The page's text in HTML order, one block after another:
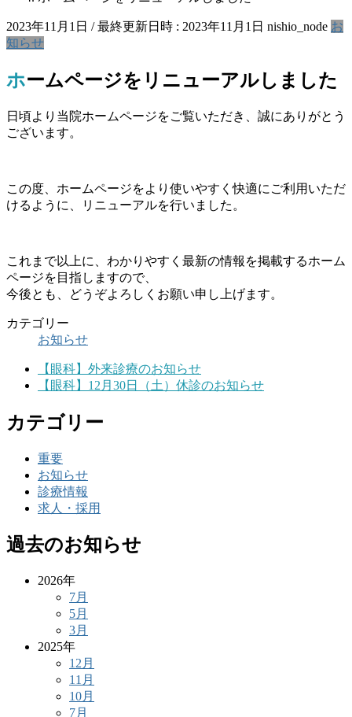
2023年11月1日 / 最終更新日時 : 2023年11月1日 nishio_node お
知らせ
ホームページをリニューアルしました
日頃より当院ホームページをご覧いただき、誠にありがとう
ございます。
この度、ホームページをより使いやすく快適にご利用いただ
けるように、リニューアルを行いました。
これまで以上に、わかりやすく最新の情報を掲載するホーム
ページを目指しますので、
今後とも、どうぞよろしくお願い申し上げます。
カテゴリー
お知らせ
【眼科】外来診療のお知らせ
【眼科】12月30日（土）休診のお知らせ
カテゴリー
重要
お知らせ
診療情報
求人・採用
過去のお知らせ
2026年
7月
5月
3月
2025年
12月
11月
10月
7月